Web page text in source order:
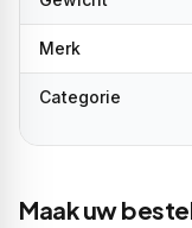
Merk
Categorie
Maak uw